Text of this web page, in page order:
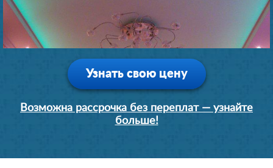
Узнать свою цену
Возможна рассрочка без переплат — узнайте
больше!